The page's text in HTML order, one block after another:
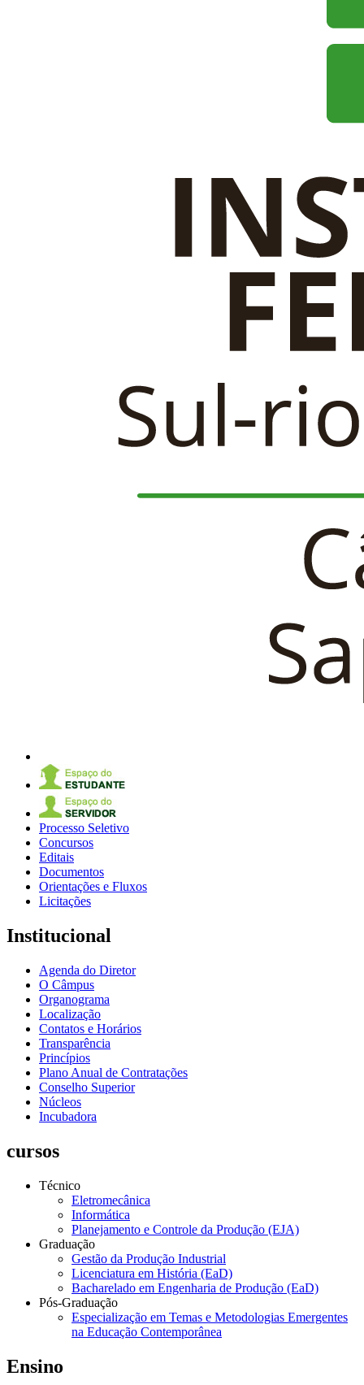
Processo Seletivo
Concursos
Editais
Documentos
Orientações e Fluxos
Licitações
Institucional
Agenda do Diretor
O Câmpus
Organograma
Localização
Contatos e Horários
Transparência
Princípios
Plano Anual de Contratações
Conselho Superior
Núcleos
Incubadora
cursos
Técnico
Eletromecânica
Informática
Planejamento e Controle da Produção (EJA)
Graduação
Gestão da Produção Industrial
Licenciatura em História (EaD)
Bacharelado em Engenharia de Produção (EaD)
Pós-Graduação
Especialização em Temas e Metodologias Emergentes
na Educação Contemporânea
Ensino